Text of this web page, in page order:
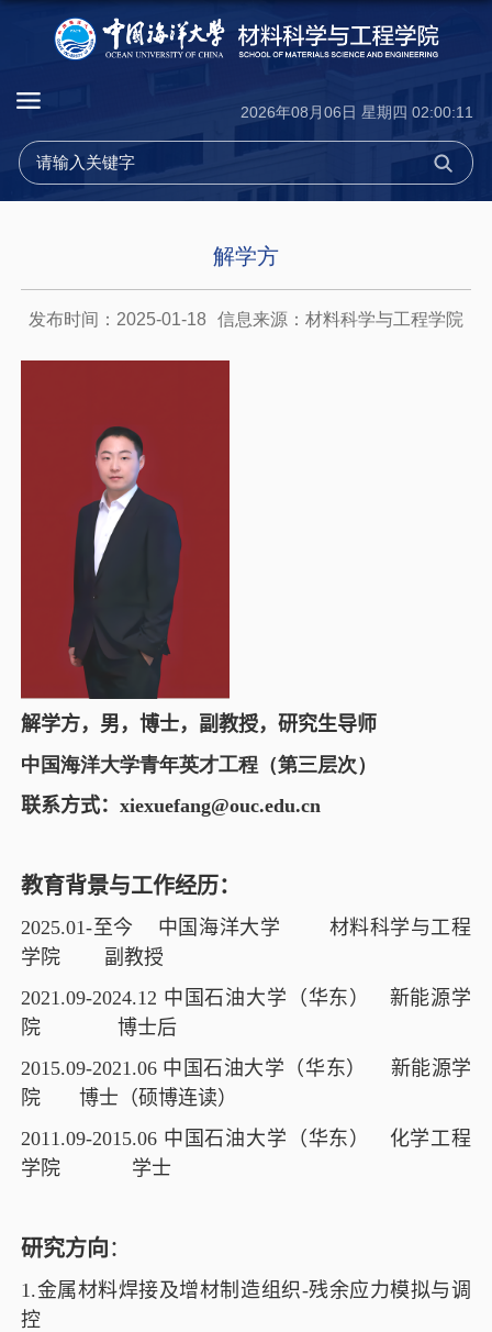
2026年08月06日 星期四 02:00:12
解学方
发布时间：2025-01-18 信息来源：材料科学与工程学院
解学方，男，博士，副教授，研究生导师
中国海洋大学青年英才工程（第三层次）
联系方式： xiexuefang@ouc.edu.cn
教育背景与工作经历：
2025.01-至今 中国海洋大学 材料科学与工程
学院 副教授
2021.09-2024.12 中国石油大学（华东） 新能源学
院 博士后
2015.09-2021.06 中国石油大学（华东） 新能源学
院 博士（硕博连读）
2011.09-2015.06 中国石油大学（华东） 化学工程
学院 学士
研究方向：
1.金属材料焊接及增材制造组织-残余应力模拟与调
控